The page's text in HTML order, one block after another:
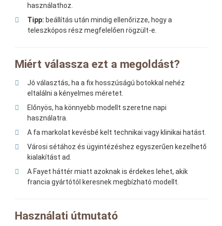
használathoz.
Tipp: beállítás után mindig ellenőrizze, hogy a
teleszkópos rész megfelelően rögzült-e.
Miért válassza ezt a megoldást?
Jó választás, ha a fix hosszúságú botokkal nehéz
eltalálni a kényelmes méretet.
Előnyös, ha könnyebb modellt szeretne napi
használatra.
A fa markolat kevésbé kelt technikai vagy klinikai hatást.
Városi sétához és ügyintézéshez egyszerűen kezelhető
kialakítást ad.
A Fayet háttér miatt azoknak is érdekes lehet, akik
francia gyártótól keresnek megbízható modellt.
Használati útmutató